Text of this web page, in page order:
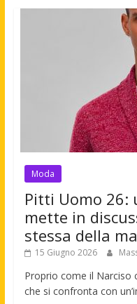
Moda
Pitti Uomo 26:
mette in
stessa della
15 Giugno 2026
Proprio come il Narciso
che si confronta con